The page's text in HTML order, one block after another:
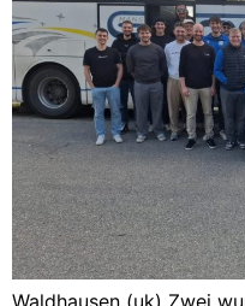
Waldhausen (uk) Zwei